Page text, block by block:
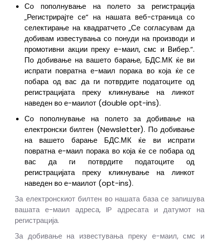
Со пополнување на полето за регистрација
„Регистрирајте се“ на нашата веб-страница со
селектирање на квадратчето „Се согласувам да
добивам известувања со понуди на производи и
промотивни акции преку е-маил, смс и Вибер.“.
По добивање на вашето барање, БДС.МК ќе ви
испрати повратна е-маил порака во која ќе се
побара од вас да ги потврдите податоците од
регистрацијата преку кликнување на линкот
наведен во е-маилот (double opt-ins).
Со пополнување на полето за добивање на
електронски билтен (Newsletter). По добивање
на вашето барање БДС.МК ќе ви испрати
повратна е-маил порака во која ќе се побара од
вас да ги потврдите податоците од
регистрацијата преку кликнување на линкот
наведен во е-маилот (opt-ins).
За електронскиот билтен во нашата база се запишува
вашата е-маил адреса, IP адресата и датумот на
регистрација.
За добивање на известувања преку е-маил, смс и